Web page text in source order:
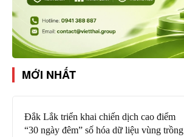
MỚI NHẤT
Đắk Lắk triển khai chiến dịch cao điểm
“30 ngày đêm” số hóa dữ liệu vùng trồng